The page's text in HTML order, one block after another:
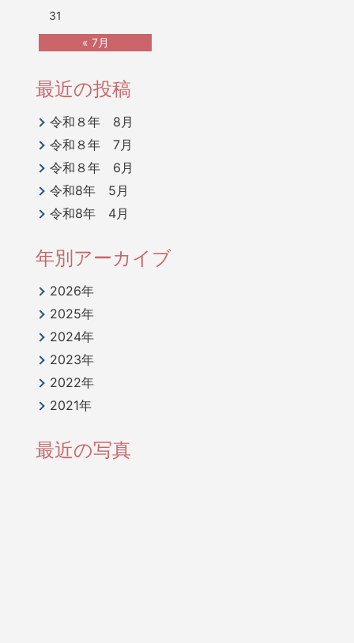
« 7月
31
最近の投稿
令和８年 8月
令和８年 7月
令和８年 6月
令和8年 5月
令和8年 4月
年別アーカイブ
2026年
2025年
2024年
2023年
2022年
2021年
最近の写真